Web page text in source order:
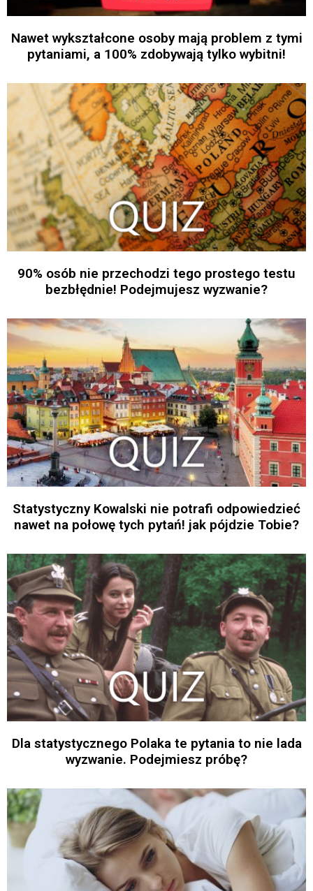
Nawet wykształcone osoby mają problem z tymi
pytaniami, a 100% zdobywają tylko wybitni!
90% osób nie przechodzi tego prostego testu
bezbłędnie! Podejmujesz wyzwanie?
Statystyczny Kowalski nie potrafi odpowiedzieć
nawet na połowę tych pytań! jak pójdzie Tobie?
Dla statystycznego Polaka te pytania to nie lada
wyzwanie. Podejmiesz próbę?